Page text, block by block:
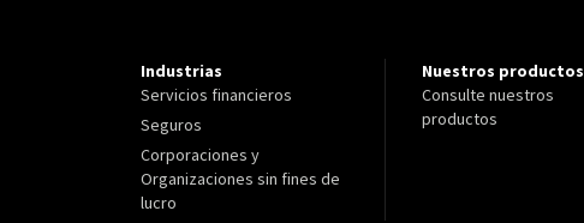
Industrias
Servicios financieros
Seguros
Corporaciones y
Organizaciones sin fines de
lucro
Nuestros productos
Consulte nuestros
productos